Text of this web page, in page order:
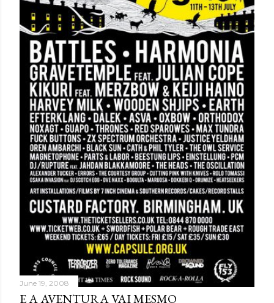
June 19, 2008
E A AVENTURA VAI MESMO